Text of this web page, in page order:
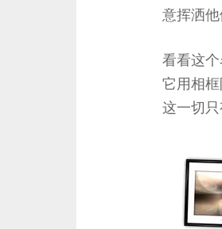
意挥洒他
看看这
它用相
这一切只